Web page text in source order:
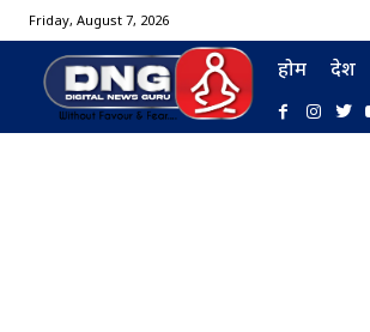
Friday, August 7, 2026
होम देश